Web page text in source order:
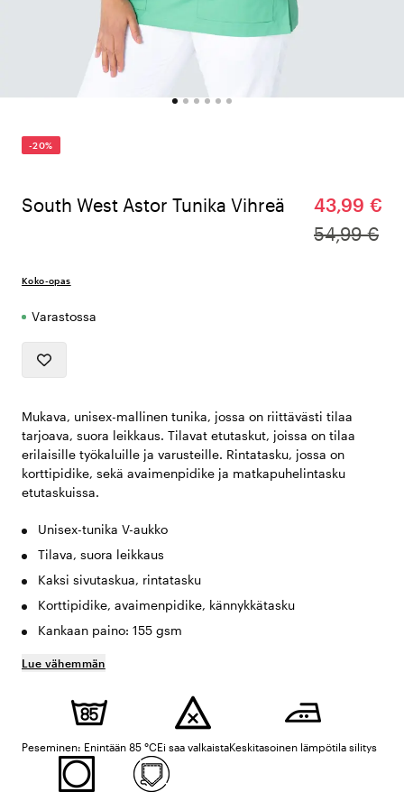
-20%
South West Astor Tunika Vihreä
43,99 €
54,99 €
Koko-opas
Varastossa
Mukava, unisex-mallinen tunika, jossa on riittävästi tilaa
tarjoava, suora leikkaus. Tilavat etutaskut, joissa on tilaa
erilaisille työkaluille ja varusteille. Rintatasku, jossa on
korttipidike, sekä avaimenpidike ja matkapuhelintasku
etutaskuissa.
Unisex-tunika V-aukko
Tilava, suora leikkaus
Kaksi sivutaskua, rintatasku
Korttipidike, avaimenpidike, kännykkätasku
Kankaan paino: 155 gsm
Lue vähemmän
Peseminen: Enintään 85 °CEi saa valkaistaKeskitasoinen lämpötila silitys